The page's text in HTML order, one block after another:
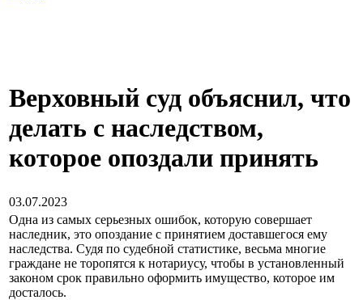
Верховный суд объяснил, что
делать с наследством,
которое опоздали принять
03.07.2023
Одна из самых серьезных ошибок, которую совершает
наследник, это опоздание с принятием доставшегося ему
наследства. Судя по судебной статистике, весьма многие
граждане не торопятся к нотариусу, чтобы в установленный
законом срок правильно оформить имущество, которое им
досталось.